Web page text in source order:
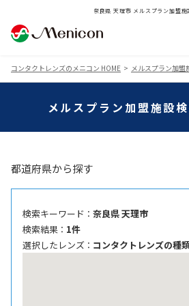
奈良県 天理市 メルスプラン加盟
コンタクトレンズのメニコン HOME メルスプラン加盟
メルスプラン加盟施設
都道府県から探す
検索キーワード ： 奈良県 天理市
検索結果 ： 1件
選択したレンズ ： コンタクトレンズの種